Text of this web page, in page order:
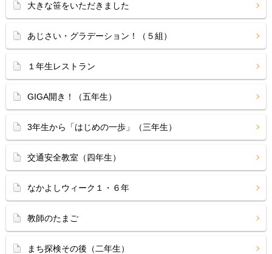
大きな笹をいただきました
あじさい・グラデーション！（５組）
１年生レストラン
GIGA開き！（五年生）
3年生から「はじめの一歩」（三年生）
交通安全教室（四年生）
なかよしウィーク１・６年
教師のたまご
まち探検その後（二年生）